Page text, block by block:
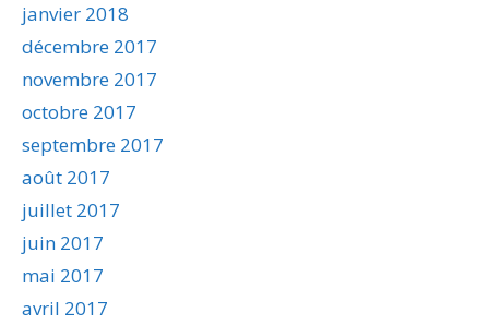
janvier 2018
décembre 2017
novembre 2017
octobre 2017
septembre 2017
août 2017
juillet 2017
juin 2017
mai 2017
avril 2017